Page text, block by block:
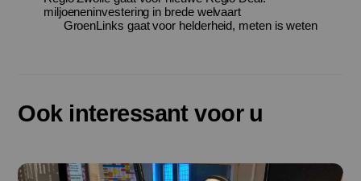
miljoeneninvestering in brede welvaart
GroenLinks gaat voor helderheid, meten is weten
Ook interessant voor u